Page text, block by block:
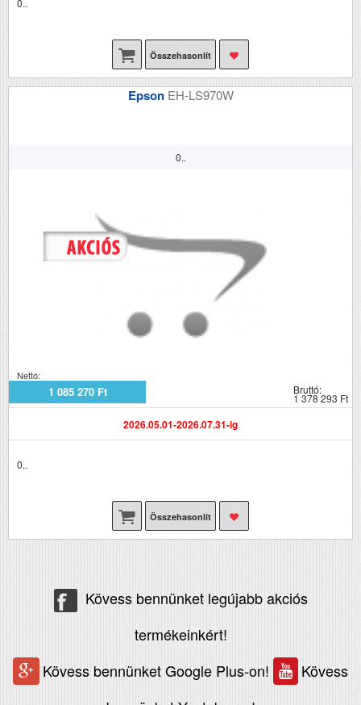
0..
Összehasonlít
Epson EH-LS970W
0..
Nettó:
1 085 270 Ft Bruttó:
1 378 293 Ft
2026.05.01-2026.07.31-ig
0..
Összehasonlít
Kövess bennünket legújabb akciós
termékeinkért!
Kövess bennünket Google Plus-on!
Kövess